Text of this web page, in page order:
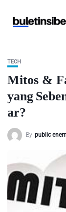
TECH
Mitos &
yang
ar?
By public